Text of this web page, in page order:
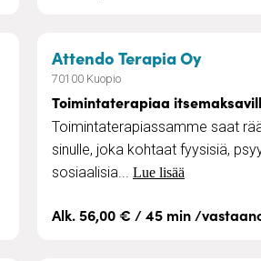
ja pitopalvelu
Attendo Terapia Oy–
70100 Kuopio
Toimintaterapiaa
Toimintaterapiassamme saat
sinulle, joka kohtaat fyysisiä,
sosiaalisia... Lue lisää
Alk. 56,00 € / 45 min /